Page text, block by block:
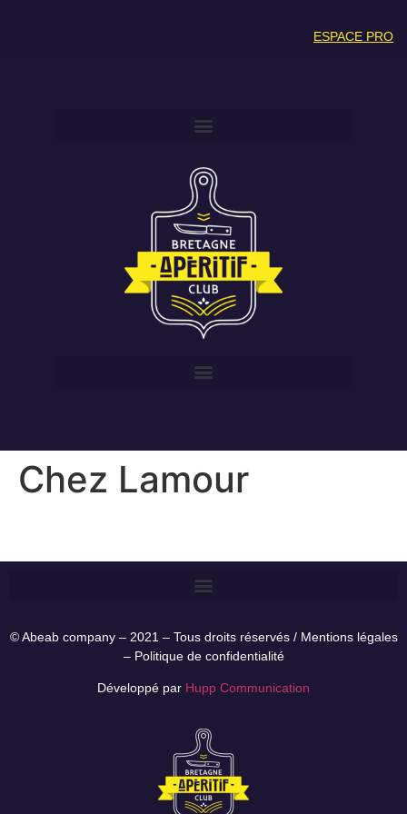
ESPACE PRO
Chez Lamour
© Abeab company – 2021 – Tous droits réservés / Mentions légales
– Politique de confidentialité
Développé par Hupp Communication